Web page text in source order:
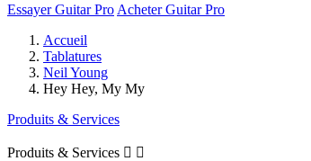
Essayer Guitar Pro Acheter Guitar Pro
Accueil
Tablatures
Neil Young
Hey Hey, My My
Produits & Services
Produits & Services  